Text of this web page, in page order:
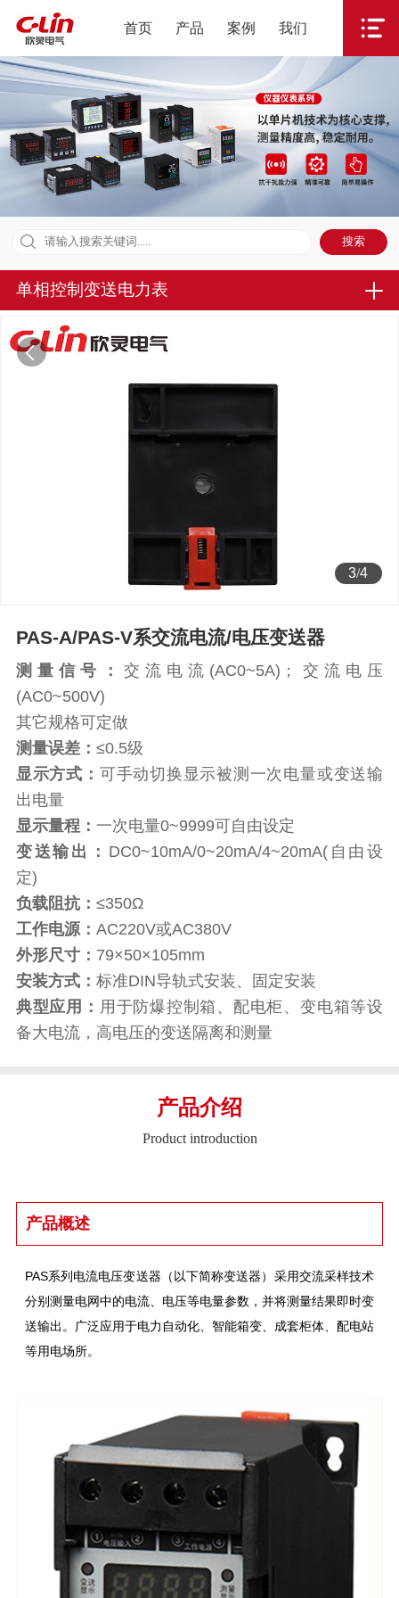
首页 产品 案例 我们
单相控制变送电力表
4/4
PAS-A/PAS-V系交流电流/电压变送器
测量信号： 交流电流(AC0~5A)；交流电压
(AC0~500V)
其它规格可定做
测量误差： ≤0.5级
显示方式： 可手动切换显示被测一次电量或变送输
出电量
显示量程： 一次电量0~9999可自由设定
变送输出： DC0~10mA/0~20mA/4~20mA(自由设
定)
负载阻抗： ≤350Ω
工作电源： AC220V或AC380V
外形尺寸： 79×50×105mm
安装方式： 标准DIN导轨式安装、固定安装
典型应用： 用于防爆控制箱、配电柜、变电箱等设
备大电流，高电压的变送隔离和测量
产品介绍
Product introduction
产品概述
PAS系列电流电压变送器（以下简称变送器）采用交流采样技术
分别测量电网中的电流、电压等电量参数，并将测量结果即时变
送输出。广泛应用于电力自动化、智能箱变、成套柜体、配电站
等用电场所。